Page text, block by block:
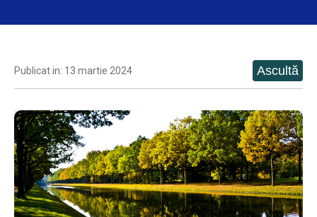
Publicat in: 13 martie 2024